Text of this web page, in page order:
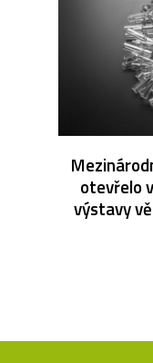
otevřelo
výstavy